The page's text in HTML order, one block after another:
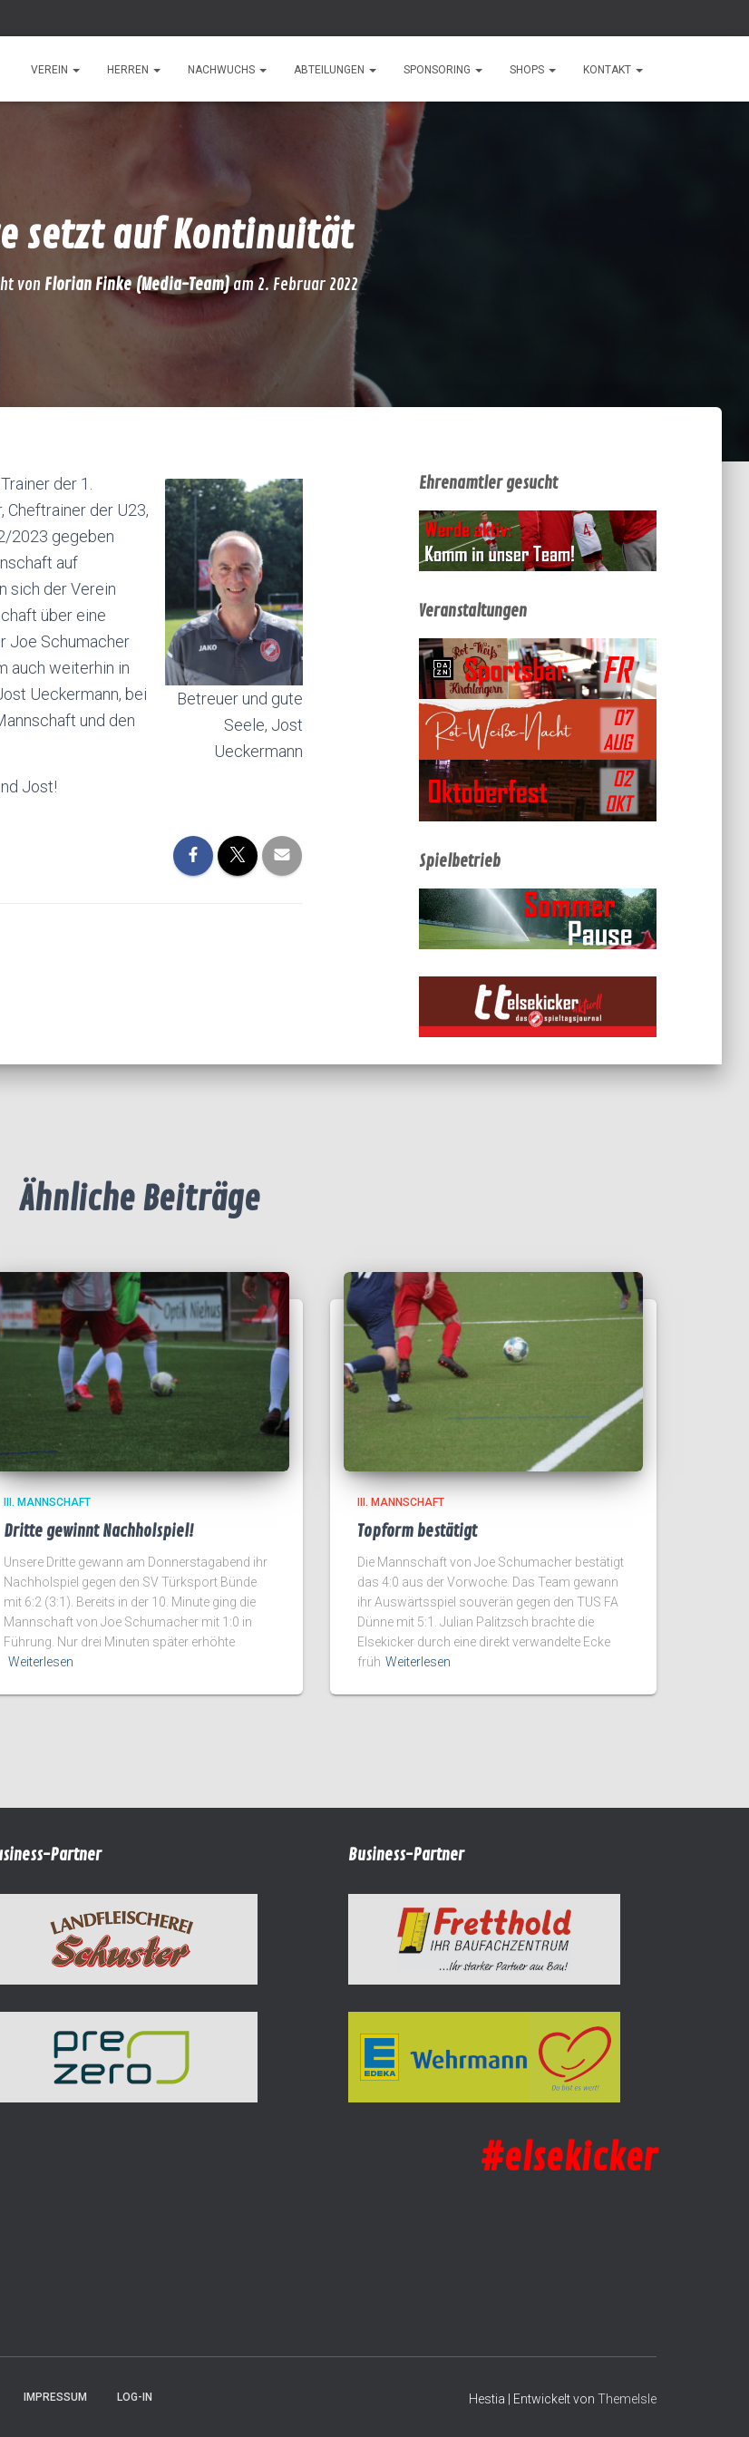
VEREIN HERREN NACHWUCHS ABTEILUNGEN SPONSORING SHOPS KONTAKT
setzt auf Kontinuität
von Florian Finke (Media-Team)am2. Februar 2022
Betreuer und gute
Seele, Jost
Ueckermann
der 1.
Cheftrainer der U23,
2023 gegeben
auf
sich der Verein
über eine
Joe Schumacher
auch weiterhin in
Ueckermann, bei
und den
Jost!
Ehrenamtler gesucht
Veranstaltungen
Spielbetrieb
Ähnliche Beiträge
III. MANNSCHAFT
Dritte gewinnt Nachholspiel!
Unsere Dritte gewann am Donnerstagabend ihr
Nachholspiel gegen den SV Türksport Bünde
mit 6:2 (3:1). Bereits in der 10. Minute ging die
Mannschaft von Joe Schumacher mit 1:0 in
Führung. Nur drei Minuten später erhöhte
Weiterlesen
III. MANNSCHAFT
Topform bestätigt
Die Mannschaft von Joe Schumacher bestätigt
das 4:0 aus der Vorwoche. Das Team gewann
ihr Auswärtsspiel souverän gegen den TUS FA
Dünne mit 5:1. Julian Palitzsch brachte die
Elsekicker durch eine direkt verwandelte Ecke
früh Weiterlesen
Partner Business-Partner
#elsekicker
IMPRESSUM LOG-IN Hestia | Entwickelt von ThemeIsle